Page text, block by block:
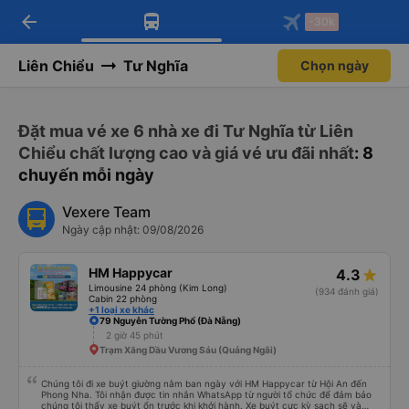
Tải app Vexere ngay!
Nhận ưu đãi thành viên độc
Mở app
Tải app Vexere
-30k/ghế khi đặt vé máy bay qua
Mở app
arrow_back -30k
Liên Chiểu Tư Nghĩa Chọn ngày
Đặt mua vé xe 6 nhà xe đi Tư Nghĩa từ Liên
Chiểu chất lượng cao và giá vé ưu đãi nhất: 8
chuyến mỗi ngày
Vexere Team
Ngày cập nhật: 09/08/2026
HM Happycar
Limousine 24 phòng (Kim Long)
Cabin 22 phòng
+1 loại xe khác
4.3
(934 đánh giá)
79 Nguyễn Tường Phổ (Đà Nẵng)
2 giờ 45 phút
Trạm Xăng Dầu Vương Sáu (Quảng Ngãi)
Chúng tôi đi xe buýt giường nằm ban ngày với HM Happycar từ Hội An đến
Phong Nha. Tôi nhận được tin nhắn WhatsApp từ người tổ chức để đảm bảo
chúng tôi thấy xe buýt ổn trước khi khởi hành. Xe buýt cực kỳ sạch sẽ và